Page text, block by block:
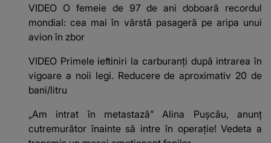
VIDEO O femeie de 97 de ani doboară recordul
mondial: cea mai în vârstă pasageră pe aripa unui
avion în zbor
VIDEO Primele ieftiniri la carburanți după intrarea în
vigoare a noii legi. Reducere de aproximativ 20 de
bani/litru
„Am intrat în metastază” Alina Pușcău, anunț
cutremurător înainte să intre în operație! Vedeta a